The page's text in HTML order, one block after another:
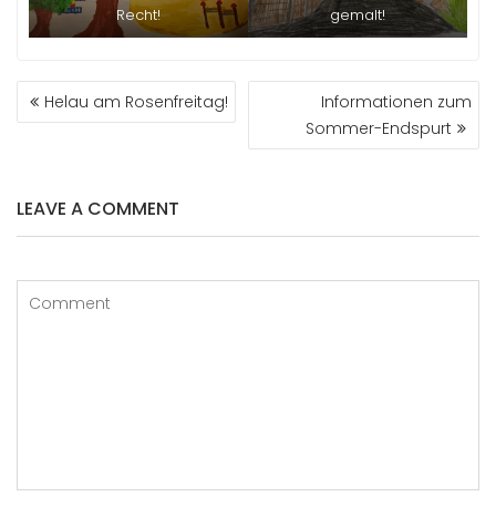
Recht!
gemalt!
BEITRAGS-
NAVIGATION
Helau am Rosenfreitag!
Informationen zum
Sommer-Endspurt
LEAVE A COMMENT